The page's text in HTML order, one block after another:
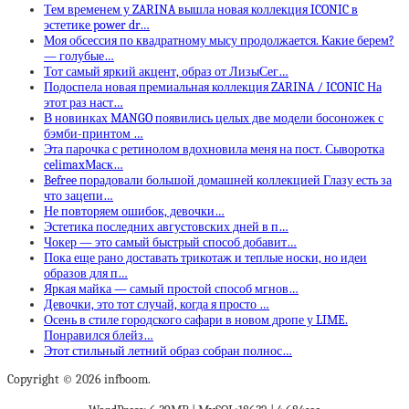
Тем временем у ZARINA вышла новая коллекция ICONIC в
эстетике power dr…
Моя обсессия по квадратному мысу продолжается. Какие берем?
— голубые…
Тот самый яркий акцент, образ от ЛизыСег…
Подоспела новая премиальная коллекция ZARINA / ICONIC На
этот раз наст…
В новинках MANGO появились целых две модели босоножек с
бэмби-принтом …
Эта парочка с ретинолом вдохновила меня на пост. Сыворотка
celimaxМаск…
Befree порадовали большой домашней коллекцией Глазу есть за
что зацепи…
Не повторяем ошибок, девочки…
Эстетика последних августовских дней в п…
Чокер — это самый быстрый способ добавит…
Пока еще рано доставать трикотаж и теплые носки, но идеи
образов для п…
Яркая майка — самый простой способ мгнов…
Девочки, это тот случай, когда я просто …
Осень в стиле городского сафари в новом дропе у LIME.
Понравился блейз…
Этот стильный летний образ собран полнос…
Copyright © 2026 infboom.